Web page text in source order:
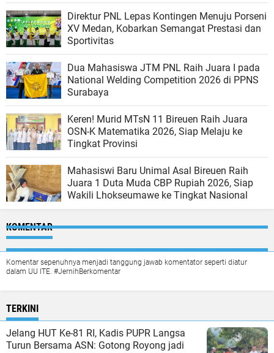
Direktur PNL Lepas Kontingen Menuju Porseni
XV Medan, Kobarkan Semangat Prestasi dan
Sportivitas
Dua Mahasiswa JTM PNL Raih Juara I pada
National Welding Competition 2026 di PPNS
Surabaya
Keren! Murid MTsN 11 Bireuen Raih Juara
OSN-K Matematika 2026, Siap Melaju ke
Tingkat Provinsi
Mahasiswi Baru Unimal Asal Bireuen Raih
Juara 1 Duta Muda CBP Rupiah 2026, Siap
Wakili Lhokseumawe ke Tingkat Nasional
KOMENTAR
Komentar sepenuhnya menjadi tanggung jawab komentator seperti diatur
dalam UU ITE. #JernihBerkomentar
TERKINI
Jelang HUT Ke-81 RI, Kadis PUPR Langsa
Turun Bersama ASN: Gotong Royong jadi